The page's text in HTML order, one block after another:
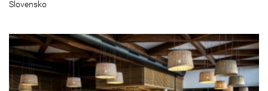
Slovensko